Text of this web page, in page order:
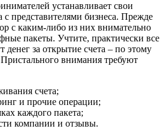
устанавливает свои
с представителями бизнеса. Прежде
с каким-либо из них внимательно
пакеты. Учтите, практически все
денег за открытие счета – по этому
внимания требуют
счета;
и прочие операции;
каждого пакета;
компании и отзывы.